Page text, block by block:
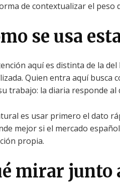
de contextualizar el peso
se usa
aquí es distinta de la
Quien entra aquí busca
trabajo: la diaria responde al
es usar primero el dato
mejor si el mercado
propia.
mirar junto